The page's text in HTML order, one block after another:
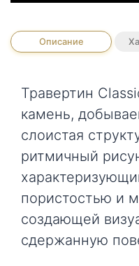
Описание
Травертин
камень,
слоистая
ритмичный
пористостью и
создающей
сдержанную